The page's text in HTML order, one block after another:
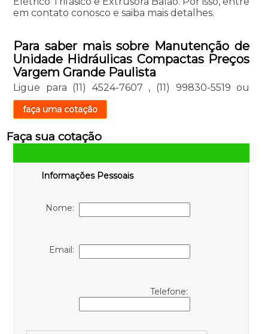
em contato conosco e saiba mais detalhes.
Para saber mais sobre Manutenção de
Unidade Hidráulicas Compactas Preços
Vargem Grande Paulista
Ligue para (11) 4524-7607 , (11) 99830-5519 ou
faça uma cotação
Faça sua cotação
Informações Pessoais
Nome:
Email:
Telefone: